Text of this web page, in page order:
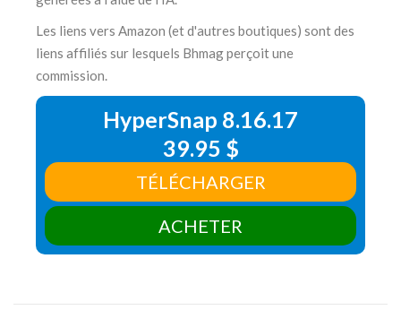
Les liens vers Amazon (et d'autres boutiques) sont des
liens affiliés sur lesquels Bhmag perçoit une
commission.
HyperSnap 8.16.17
39.95 $
TÉLÉCHARGER
ACHETER